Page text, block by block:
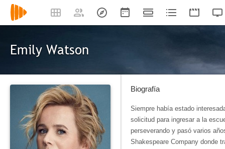
Emily Watson
Biografía
Siempre había estado
solicitud para ingresar a la
perseverando y pasó varios
Shakespeare Company donde